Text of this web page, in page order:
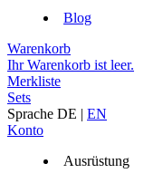
Blog
Warenkorb
Ihr Warenkorb ist leer.
Merkliste
Sets
Sprache DE | EN
Konto
Ausrüstung